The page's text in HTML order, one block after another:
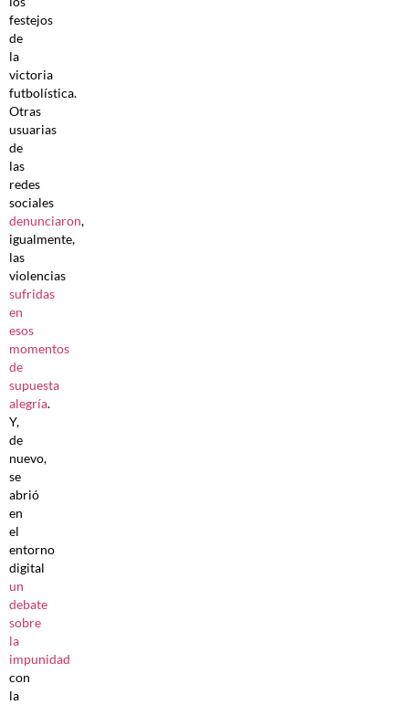
festejos
de
la
victoria
futbolística.
Otras
usuarias
de
las
redes
sociales
denunciaron,
igualmente,
las
violencias
sufridas
en
esos
momentos
de
supuesta
alegría.
Y,
de
nuevo,
se
abrió
en
el
entorno
digital
un
debate
sobre
la
impunidad
con
la